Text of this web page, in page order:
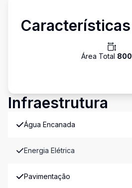
Características
Área Total 800
Infraestrutura
Água Encanada
Energia Elétrica
Pavimentação